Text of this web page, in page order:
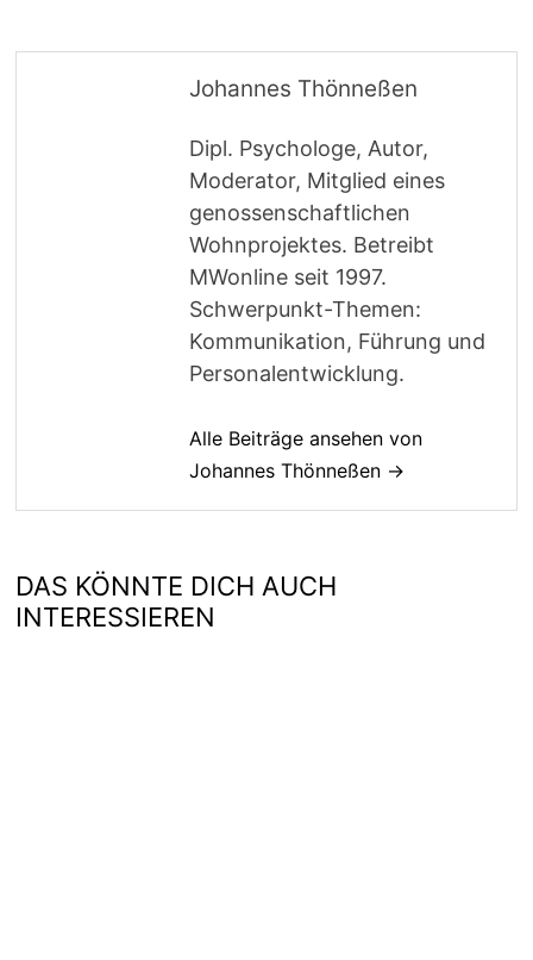
Johannes Thönneßen
Dipl. Psychologe, Autor,
Moderator, Mitglied eines
genossenschaftlichen
Wohnprojektes. Betreibt
MWonline seit 1997.
Schwerpunkt-Themen:
Kommunikation, Führung und
Personalentwicklung.
Alle Beiträge ansehen von
Johannes Thönneßen →
DAS KÖNNTE DICH AUCH
INTERESSIEREN